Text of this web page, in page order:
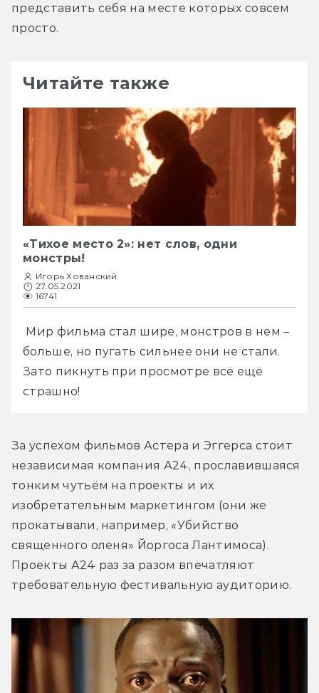
представить себя на месте которых совсем
просто.
Читайте также
«Тихое место 2»: нет слов, одни
монстры!
Игорь Хованский
27.05.2021
16741
больше, но пугать сильнее они не стали.
Зато пикнуть при просмотре всё ещё
страшно!
За успехом фильмов Астера и Эггерса стоит
независимая компания А24, прославившаяся
тонким чутьём на проекты и их
изобретательным маркетингом (они же
прокатывали, например, «Убийство
священного оленя» Йоргоса Лантимоса).
Проекты А24 раз за разом впечатляют
требовательную фестивальную аудиторию.